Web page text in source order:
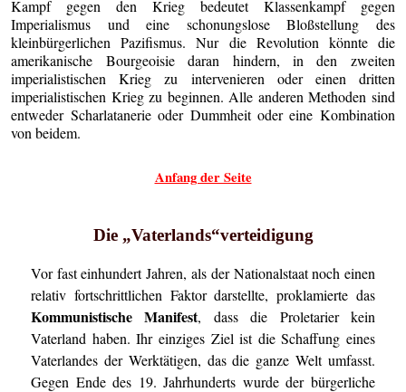
Kampf gegen den Krieg bedeutet Klassenkampf gegen
Imperialismus und eine schonungslose Bloßstellung des
kleinbürgerlichen Pazifismus. Nur die Revolution könnte die
amerikanische Bourgeoisie daran hindern, in den zweiten
imperialistischen Krieg zu intervenieren oder einen dritten
imperialistischen Krieg zu beginnen. Alle anderen Methoden sind
entweder Scharlatanerie oder Dummheit oder eine Kombination
von beidem.
Anfang der Seite
Die „Vaterlands“verteidigung
Vor fast einhundert Jahren, als der Nationalstaat noch einen
relativ fortschrittlichen Faktor darstellte, proklamierte das
Kommunistische Manifest, dass die Proletarier kein
Vaterland haben. Ihr einziges Ziel ist die Schaffung eines
Vaterlandes der Werktätigen, das die ganze Welt umfasst.
Gegen Ende des 19. Jahrhunderts wurde der bürgerliche